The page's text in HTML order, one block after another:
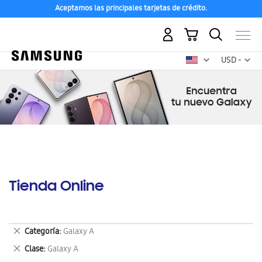
Compra con ENVÍO GRATIS a tu hogar desde 48h hábiles
USD -
dólar
Mi carrito
Tienda Online
Categoría Galaxy A
Eliminar
este
artículo
Clase Galaxy A
Eliminar